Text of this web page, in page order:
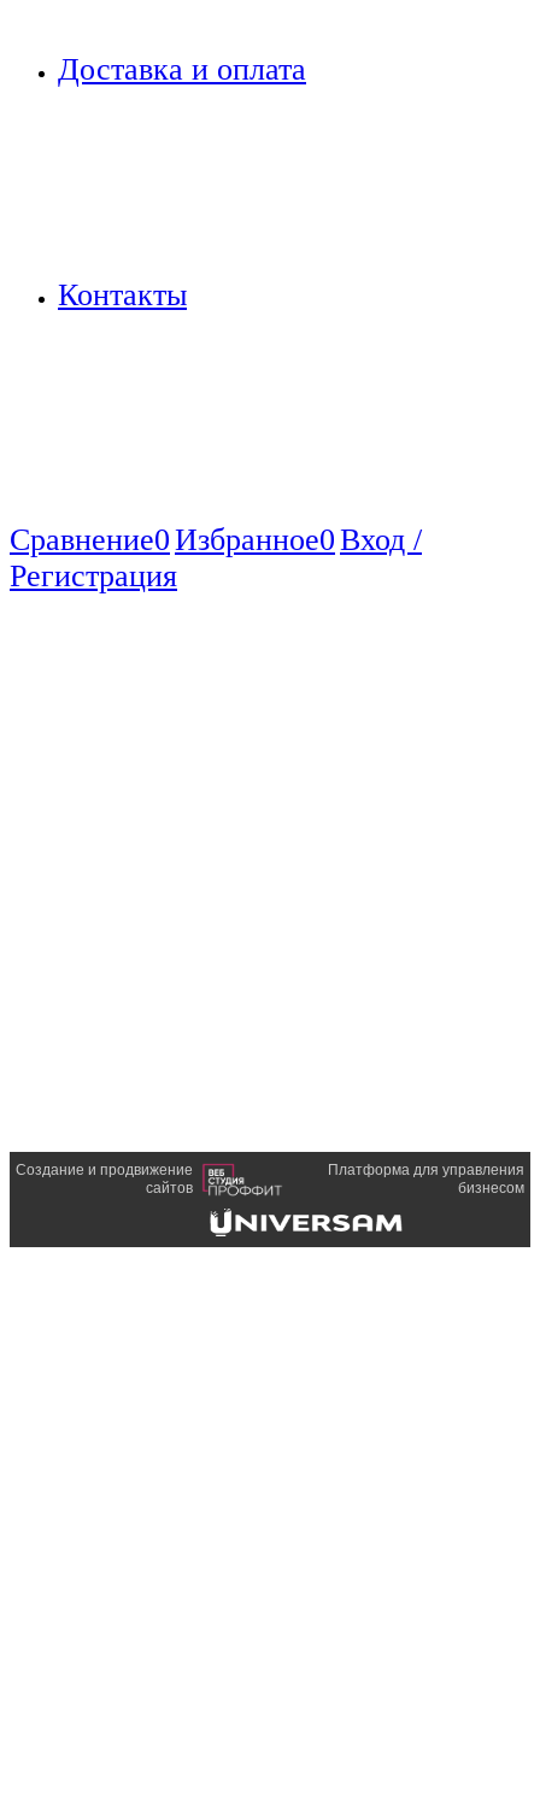
Доставка и оплата
Контакты
Сравнение0Избранное0Вход /
Регистрация
Создание и продвижение
сайтов
Платформа для управления
бизнесом